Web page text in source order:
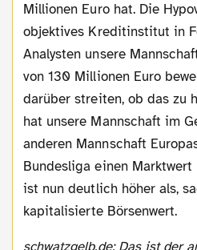
Millionen Euro hat. Die
objektives Kreditinstitut in
Analysten unsere
von 130 Millionen Euro
darüber streiten, ob das zu
hat unsere Mannschaft im
anderen Mannschaft
Bundesliga einen
ist nun deutlich höher als,
kapitalisierte Börsenwert.